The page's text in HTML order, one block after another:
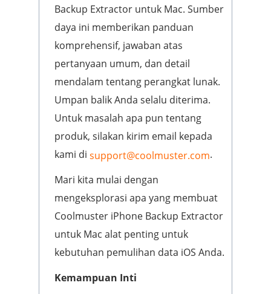
Backup Extractor untuk Mac. Sumber
daya ini memberikan panduan
komprehensif, jawaban atas
pertanyaan umum, dan detail
mendalam tentang perangkat lunak.
Umpan balik Anda selalu diterima.
Untuk masalah apa pun tentang
produk, silakan kirim email kepada
kami di support@coolmuster.com.
Mari kita mulai dengan
mengeksplorasi apa yang membuat
Coolmuster iPhone Backup Extractor
untuk Mac alat penting untuk
kebutuhan pemulihan data iOS Anda.
Kemampuan Inti